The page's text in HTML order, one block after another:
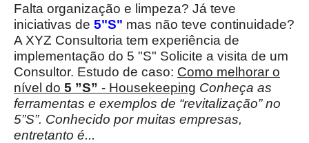
Falta organização e limpeza? Já teve
iniciativas de 5"S" mas não teve continuidade?
A XYZ Consultoria tem experiência de
implementação do 5 "S" Solicite a visita de um
Consultor. Estudo de caso: Como melhorar o
nível do 5 ”S” - Housekeeping Conheça as
ferramentas e exemplos de “revitalização” no
5”S”. Conhecido por muitas empresas,
entretanto é...